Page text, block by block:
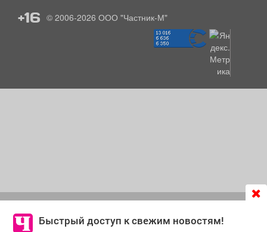
Быстрый доступ к свежим новостям!
согласие на обработку файлов cookie, которые
+16 © 2006-2026 ООО "Частник-М"